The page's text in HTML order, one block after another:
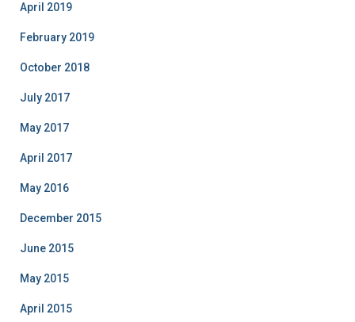
April 2019
February 2019
October 2018
July 2017
May 2017
April 2017
May 2016
December 2015
June 2015
May 2015
April 2015